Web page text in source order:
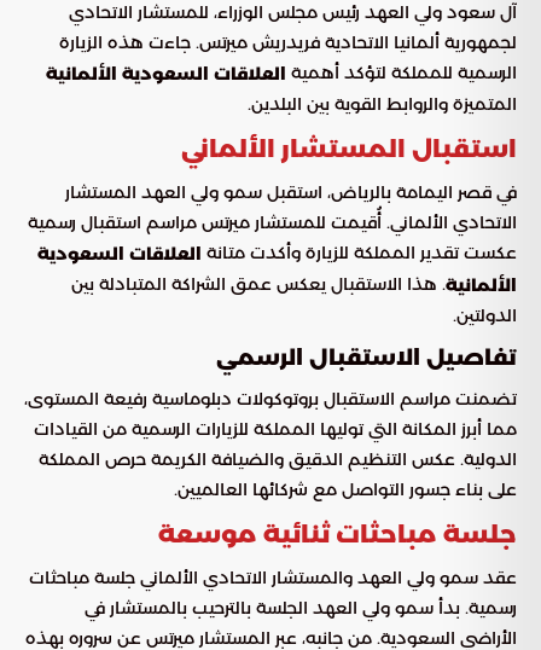
آل سعود ولي العهد رئيس مجلس الوزراء، للمستشار الاتحادي
لجمهورية ألمانيا الاتحادية فريدريش ميرتس. جاءت هذه الزيارة
الرسمية للمملكة لتؤكد أهمية العلاقات السعودية الألمانية
المتميزة والروابط القوية بين البلدين.
استقبال المستشار الألماني
في قصر اليمامة بالرياض، استقبل سمو ولي العهد المستشار
الاتحادي الألماني. أُقيمت للمستشار ميرتس مراسم استقبال رسمية
عكست تقدير المملكة للزيارة وأكدت متانة العلاقات السعودية
الألمانية. هذا الاستقبال يعكس عمق الشراكة المتبادلة بين
الدولتين.
تفاصيل الاستقبال الرسمي
تضمنت مراسم الاستقبال بروتوكولات دبلوماسية رفيعة المستوى،
مما أبرز المكانة التي توليها المملكة للزيارات الرسمية من القيادات
الدولية. عكس التنظيم الدقيق والضيافة الكريمة حرص المملكة
على بناء جسور التواصل مع شركائها العالميين.
جلسة مباحثات ثنائية موسعة
عقد سمو ولي العهد والمستشار الاتحادي الألماني جلسة مباحثات
رسمية. بدأ سمو ولي العهد الجلسة بالترحيب بالمستشار في
الأراضي السعودية. من جانبه، عبر المستشار ميرتس عن سروره بهذه